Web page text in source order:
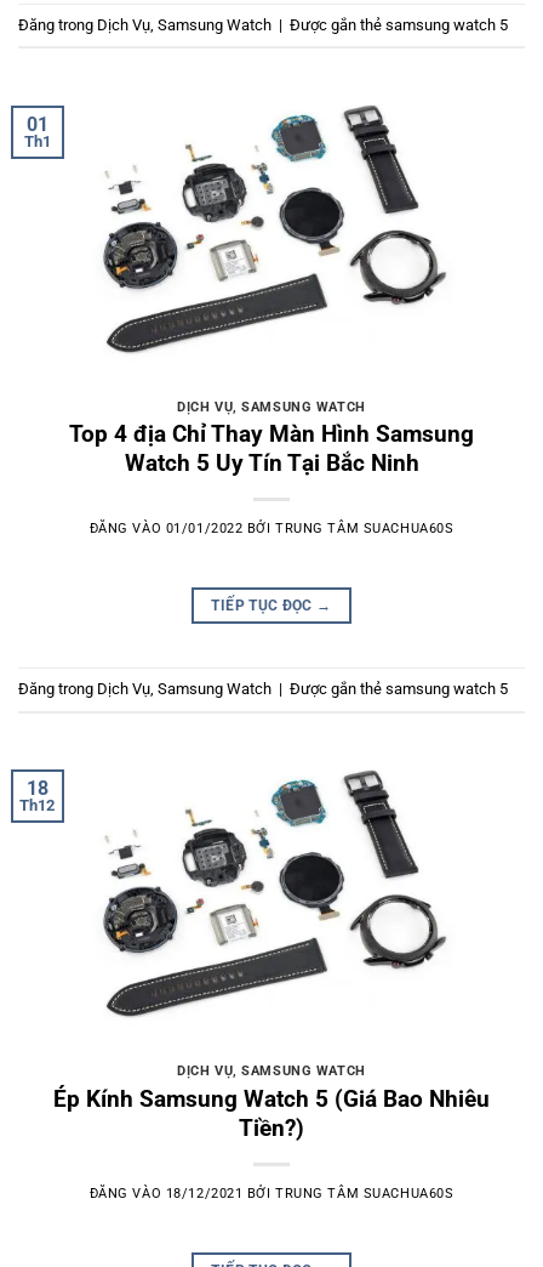
Đăng trong Dịch Vụ Samsung Watch | Được gắn thẻ samsung watch 5
01
Th1
DỊCH VỤ,SAMSUNG WATCH
Top 4 địa Chỉ Thay Màn Hình Samsung
Watch 5 Uy Tín Tại Bắc Ninh
ĐĂNG VÀO 01/01/2022 BỞITRUNG TÂM SUACHUA60S
TIẾP TỤC ĐỌC →
Đăng trong Dịch Vụ Samsung Watch | Được gắn thẻ samsung watch 5
18
Th12
DỊCH VỤ,SAMSUNG WATCH
Ép Kính Samsung Watch 5 (Giá Bao Nhiêu
Tiền?)
ĐĂNG VÀO 18/12/2021 BỞITRUNG TÂM SUACHUA60S